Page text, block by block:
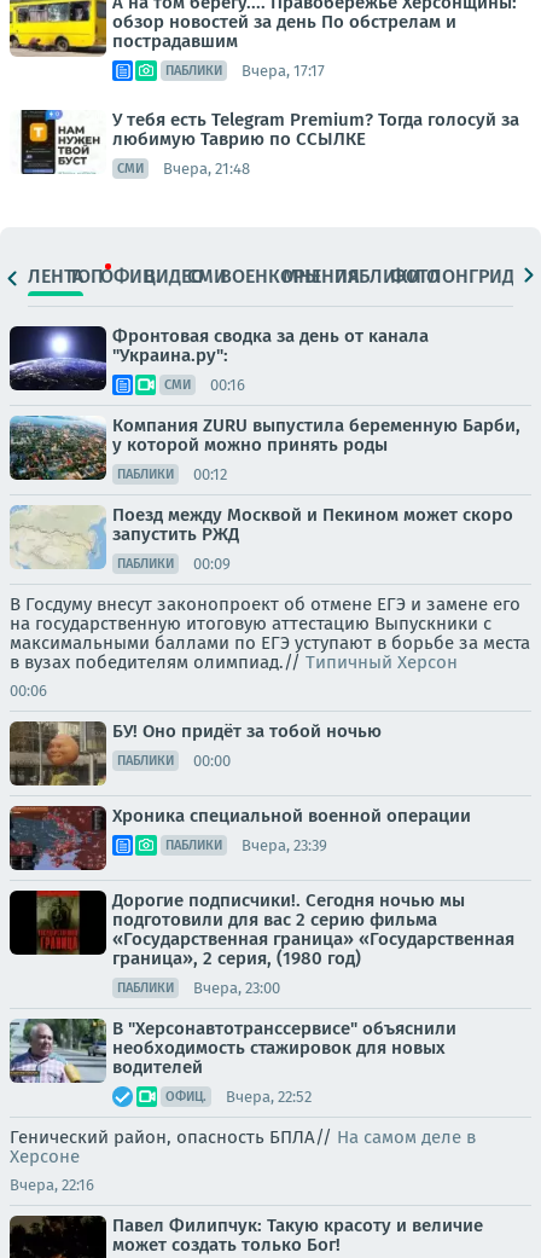
обзор новостей за день По обстрелам и
пострадавшим
ПАБЛИКИ Вчера, 17:17
У тебя есть Telegram Premium? Тогда голосуй за
любимую Таврию по ССЫЛКЕ
СМИ Вчера, 21:48
ЛЕНТАТОПОФИЦ.ВИДЕОСМИВОЕНКОРЫМНЕНИЯПАБЛИКИ
ФОТОЛОНГРИДЫ
Фронтовая сводка за день от канала
"Украина.ру":
СМИ 00:16
Компания ZURU выпустила беременную Барби,
у которой можно принять роды
ПАБЛИКИ 00:12
Поезд между Москвой и Пекином может скоро
запустить РЖД
ПАБЛИКИ 00:09
В Госдуму внесут законопроект об отмене ЕГЭ и замене его
на государственную итоговую аттестацию Выпускники с
максимальными баллами по ЕГЭ уступают в борьбе за места
в вузах победителям олимпиад.// Типичный Херсон
00:06
БУ! Оно придёт за тобой ночью
ПАБЛИКИ 00:00
Хроника специальной военной операции
ПАБЛИКИ Вчера, 23:39
Дорогие подписчики!. Сегодня ночью мы
подготовили для вас 2 серию фильма
«Государственная граница» «Государственная
граница», 2 серия, (1980 год)
ПАБЛИКИ Вчера, 23:00
В "Херсонавтотранссервисе" объяснили
необходимость стажировок для новых
водителей
ОФИЦ. Вчера, 22:52
Генический район, опасность БПЛА// На самом деле в
Херсоне
Вчера, 22:16
Павел Филипчук: Такую красоту и величие
может создать только Бог!